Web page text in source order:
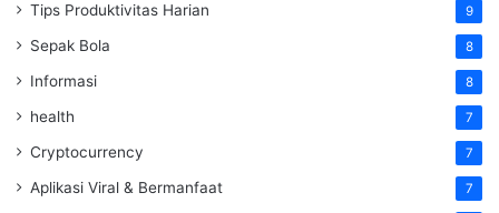
Tips Produktivitas Harian 9
Sepak Bola 8
Informasi 8
health 7
Cryptocurrency 7
Aplikasi Viral & Bermanfaat 7